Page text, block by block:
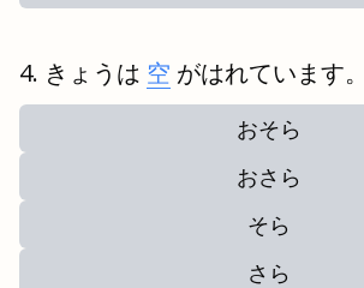
きょうは 空 がはれています。
おそら
おさら
そら
さら